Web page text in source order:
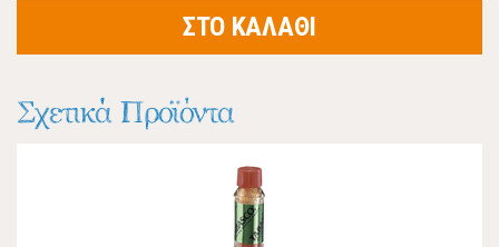
ΣΤΟ ΚΑΛΑΘΙ
Σχετικά Προϊόντα